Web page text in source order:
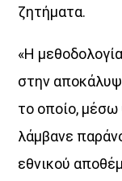
ζητήµατα.
«Η
στην
το οποίο,
λάµβανε
εθνικού